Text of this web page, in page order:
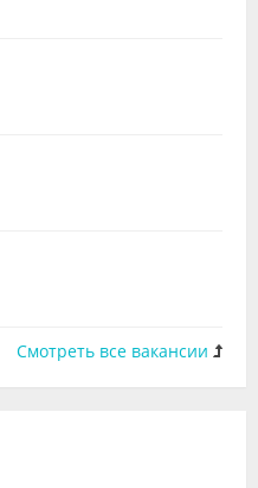
Смотреть все вакансии